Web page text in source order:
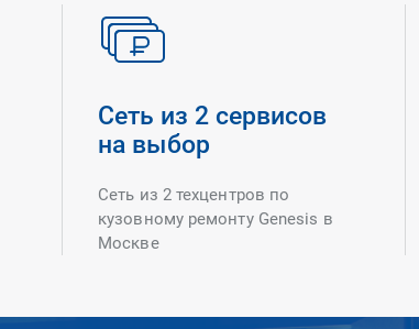
Сеть из 2 сервисов
на выбор
Сеть из 2 техцентров по
кузовному ремонту Genesis в
Москве